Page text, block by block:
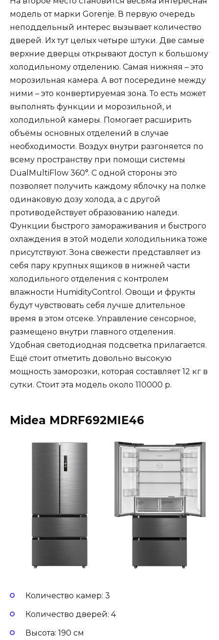
модель от марки Gorenje. В первую очередь
неподдельный интерес вызывает количество
дверей. Их тут целых четыре штуки. Две самые
верхние дверцы открывают доступ к большому
холодильному отделению. Самая нижняя – это
морозильная камера. А вот посередине между
ними – это конвертируемая зона. То есть может
выполнять функции и морозильной, и
холодильной камеры. Помогает расширить
объёмы основных отделений в случае
необходимости. Воздух внутри разгоняется по
всему пространству при помощи системы
DualMultiFlow 360°. С одной стороны это
позволяет получить каждому яблочку на полке
одинаковую дозу холода, а с другой
противодействует образованию наледи.
Функции быстрого замораживания и быстрого
охлаждения в этой модели холодильника тоже
присутствуют. Зона свежести представляет из
себя пару крупных ящиков в нижней части
холодильного отделения с контролем
влажности HumidityControl. Овощи и фрукты
будут чувствовать себя лучше длительное
время в этом отсеке. Управление сенсорное,
размещено внутри главного отделения.
Удобная светодиодная подсветка прилагается.
Ещё стоит отметить довольно высокую
мощность заморозки, которая составляет 12 кг в
сутки. Стоит эта модель около 110000 р.
Midea MDRF692MIE46
Количество камер: 3
Количество дверей: 4
Высота: 190 см